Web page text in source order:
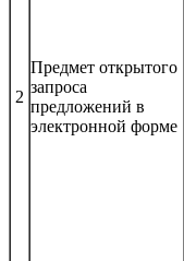
2
Предмет открытого
запроса
предложений в
электронной форме